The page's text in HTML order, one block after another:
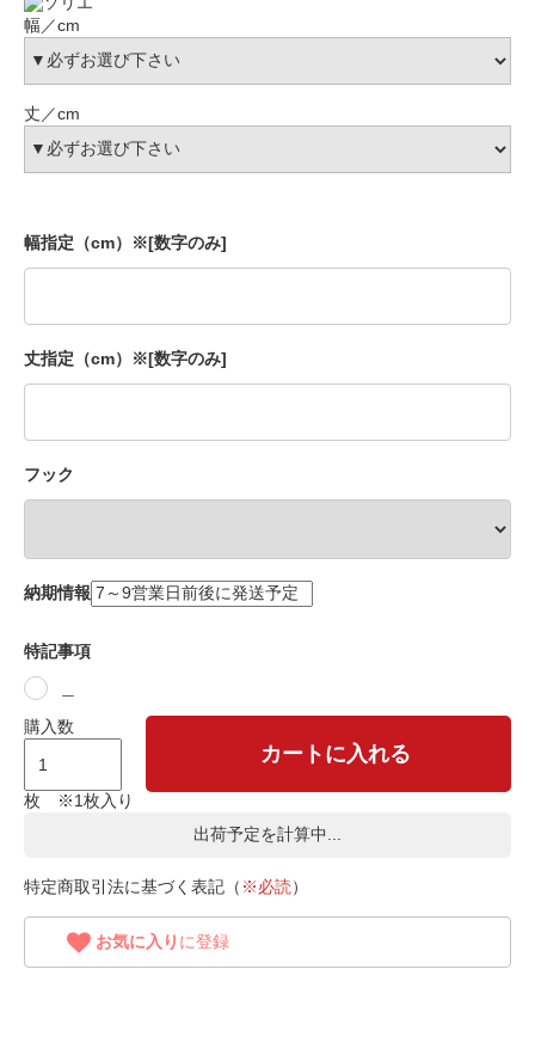
幅／cm
丈／cm
幅指定（cm）※[数字のみ]
丈指定（cm）※[数字のみ]
フック
納期情報
特記事項
購入数
枚 ※1枚入り
カートに入れる
出荷予定を計算中...
特定商取引法に基づく表記（ ※必読）
お気に入り に登録